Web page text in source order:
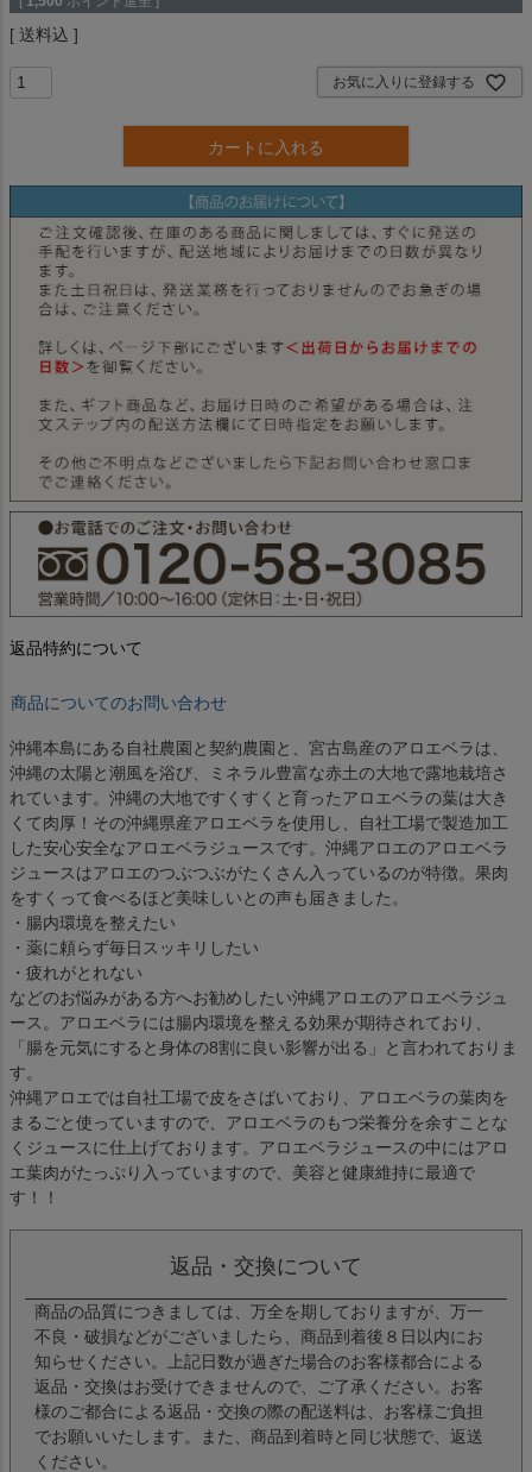
送料込
お気に入りに登録する
カートに入れる
返品特約について
商品についてのお問い合わせ
沖縄本島にある自社農園と契約農園と、宮古島産のアロエベラは、
沖縄の太陽と潮風を浴び、ミネラル豊富な赤土の大地で露地栽培さ
れています。沖縄の大地ですくすくと育ったアロエベラの葉は大き
くて肉厚！その沖縄県産アロエベラを使用し、自社工場で製造加工
した安心安全なアロエベラジュースです。沖縄アロエのアロエベラ
ジュースはアロエのつぶつぶがたくさん入っているのが特徴。果肉
をすくって食べるほど美味しいとの声も届きました。
・腸内環境を整えたい
・薬に頼らず毎日スッキリしたい
・疲れがとれない
などのお悩みがある方へお勧めしたい沖縄アロエのアロエベラジュ
ース。アロエベラには腸内環境を整える効果が期待されており、
「腸を元気にすると身体の8割に良い影響が出る」と言われておりま
す。
沖縄アロエでは自社工場で皮をさばいており、アロエベラの葉肉を
まるごと使っていますので、アロエベラのもつ栄養分を余すことな
くジュースに仕上げております。アロエベラジュースの中にはアロ
エ葉肉がたっぷり入っていますので、美容と健康維持に最適で
す！！
返品・交換について
商品の品質につきましては、万全を期しておりますが、万一
不良・破損などがございましたら、商品到着後８日以内にお
知らせください。上記日数が過ぎた場合のお客様都合による
返品・交換はお受けできませんので、ご了承ください。お客
様のご都合による返品・交換の際の配送料は、お客様ご負担
でお願いいたします。また、商品到着時と同じ状態で、返送
ください。